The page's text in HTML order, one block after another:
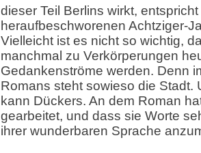
dieser Teil Berlins wirkt,
heraufbeschworenen Achtziger-
Vielleicht ist es nicht so wichtig,
manchmal zu Verkörperungen
Gedankenströme werden. Denn
Romans steht sowieso die Stadt.
kann Dückers. An dem Roman
gearbeitet, und dass sie Worte
ihrer wunderbaren Sprache